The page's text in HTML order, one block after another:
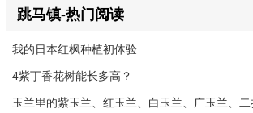
跳马镇-热门阅读
我的日本红枫种植初体验
4紫丁香花树能长多高？
玉兰里的紫玉兰、红玉兰、白玉兰、广玉兰、